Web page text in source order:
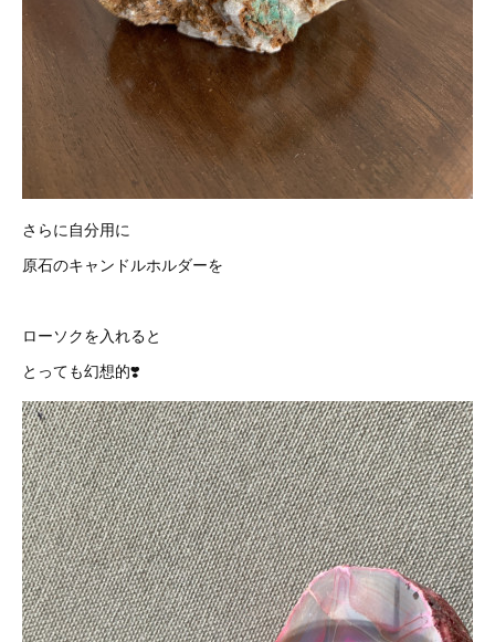
さらに自分用に
原石のキャンドルホルダーを
ローソクを入れると
とっても幻想的❣️